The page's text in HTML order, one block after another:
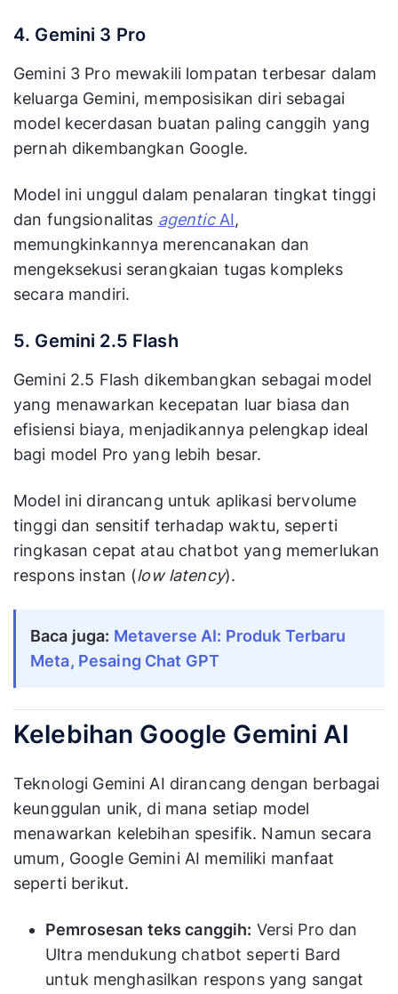
4. Gemini 3 Pro
Gemini 3 Pro mewakili lompatan terbesar dalam
keluarga Gemini, memposisikan diri sebagai
model kecerdasan buatan paling canggih yang
pernah dikembangkan Google.
Model ini unggul dalam penalaran tingkat tinggi
dan fungsionalitas agenticAI,
memungkinkannya merencanakan dan
mengeksekusi serangkaian tugas kompleks
secara mandiri.
5. Gemini 2.5 Flash
Gemini 2.5 Flash dikembangkan sebagai model
yang menawarkan kecepatan luar biasa dan
efisiensi biaya, menjadikannya pelengkap ideal
bagi model Pro yang lebih besar.
Model ini dirancang untuk aplikasi bervolume
tinggi dan sensitif terhadap waktu, seperti
ringkasan cepat atau chatbot yang memerlukan
respons instan (low latency).
Baca juga: Metaverse AI: Produk Terbaru
Meta, Pesaing Chat GPT
Kelebihan Google Gemini AI
Teknologi Gemini AI dirancang dengan berbagai
keunggulan unik, di mana setiap model
menawarkan kelebihan spesifik. Namun secara
umum, Google Gemini AI memiliki manfaat
seperti berikut.
Pemrosesan teks canggih: Versi Pro dan
Ultra mendukung chatbot seperti Bard
untuk menghasilkan respons yang sangat